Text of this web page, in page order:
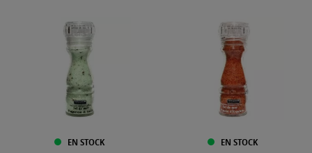
EN STOCK EN STOCK